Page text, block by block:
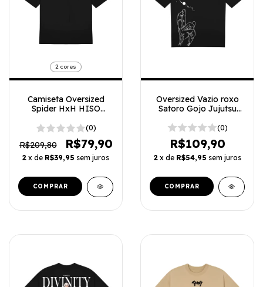
2 cores
Camiseta Oversized
Spider HxH HISO
(0)
R$209,80 R$79,90
2 x de R$39,95 sem juros
COMPRAR
Oversized Vazio roxo
Satoro Gojo Jujutsu
(0)
R$109,90
2 x de R$54,95 sem juros
COMPRAR